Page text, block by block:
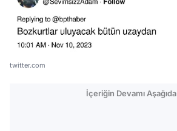
twitter.com
İçeriğin Devamı Aşağıda